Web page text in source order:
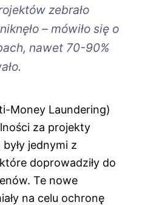
zebrało
– mówiło się o
nawet 70-90%
Money Laundering)
za projekty
jednymi z
doprowadziły do
Te nowe
na celu ochronę